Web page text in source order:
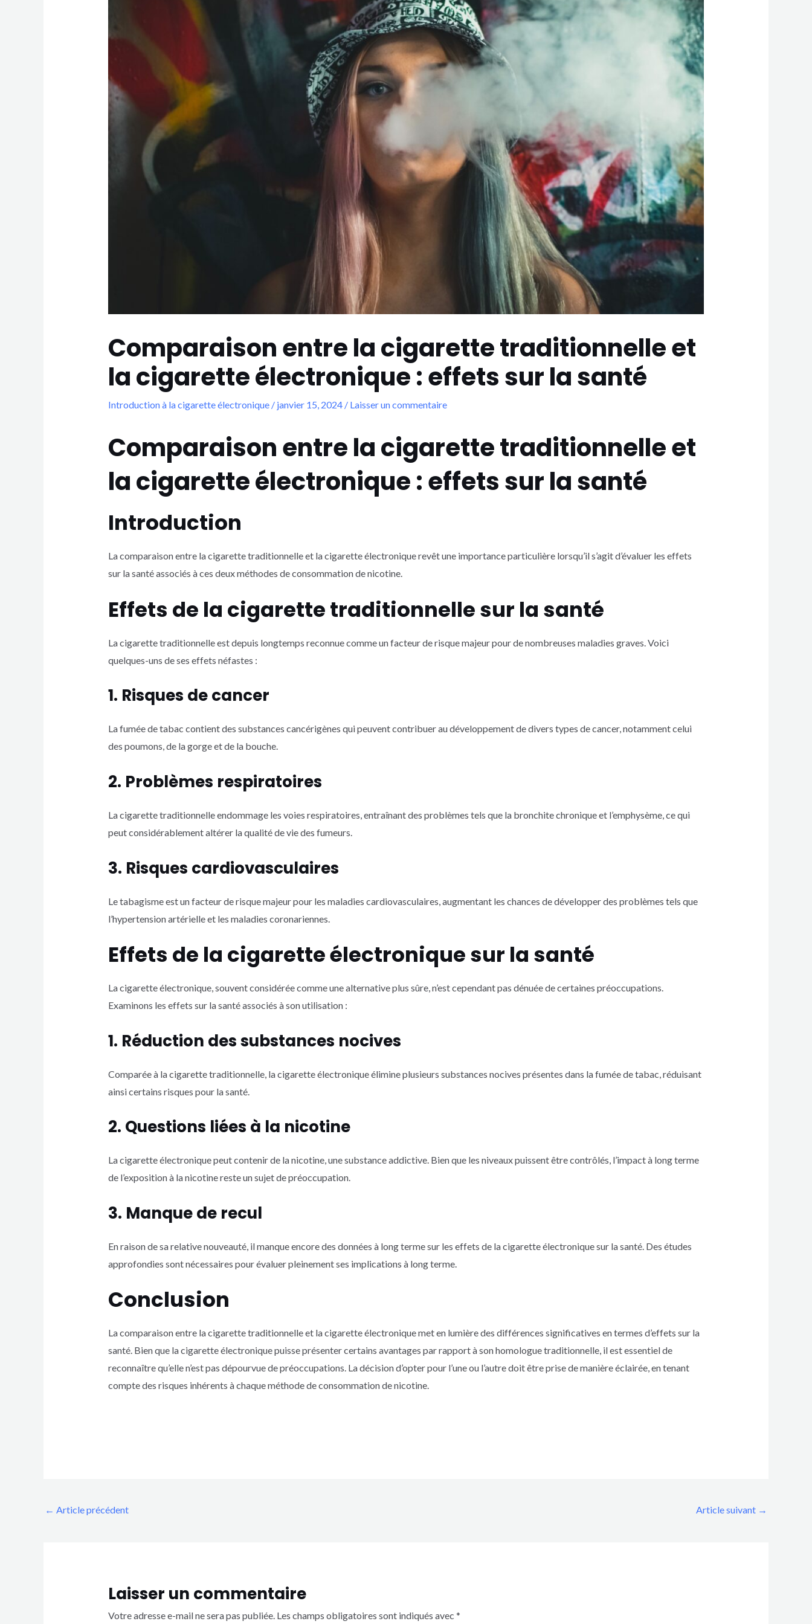
Comparaison entre la cigarette traditionnelle et
la cigarette électronique : effets sur la santé
Introduction à la cigarette électronique/ janvier 15, 2024 / Laisser un commentaire
Comparaison entre la cigarette traditionnelle et
la cigarette électronique : effets sur la santé
Introduction
La comparaison entre la cigarette traditionnelle et la cigarette électronique revêt une importance particulière lorsqu’il s’agit d’évaluer les effets
sur la santé associés à ces deux méthodes de consommation de nicotine.
Effets de la cigarette traditionnelle sur la santé
La cigarette traditionnelle est depuis longtemps reconnue comme un facteur de risque majeur pour de nombreuses maladies graves. Voici
quelques-uns de ses effets néfastes :
1. Risques de cancer
La fumée de tabac contient des substances cancérigènes qui peuvent contribuer au développement de divers types de cancer, notamment celui
des poumons, de la gorge et de la bouche.
2. Problèmes respiratoires
La cigarette traditionnelle endommage les voies respiratoires, entraînant des problèmes tels que la bronchite chronique et l’emphysème, ce qui
peut considérablement altérer la qualité de vie des fumeurs.
3. Risques cardiovasculaires
Le tabagisme est un facteur de risque majeur pour les maladies cardiovasculaires, augmentant les chances de développer des problèmes tels que
l’hypertension artérielle et les maladies coronariennes.
Effets de la cigarette électronique sur la santé
La cigarette électronique, souvent considérée comme une alternative plus sûre, n’est cependant pas dénuée de certaines préoccupations.
Examinons les effets sur la santé associés à son utilisation :
1. Réduction des substances nocives
Comparée à la cigarette traditionnelle, la cigarette électronique élimine plusieurs substances nocives présentes dans la fumée de tabac, réduisant
ainsi certains risques pour la santé.
2. Questions liées à la nicotine
La cigarette électronique peut contenir de la nicotine, une substance addictive. Bien que les niveaux puissent être contrôlés, l’impact à long terme
de l’exposition à la nicotine reste un sujet de préoccupation.
3. Manque de recul
En raison de sa relative nouveauté, il manque encore des données à long terme sur les effets de la cigarette électronique sur la santé. Des études
approfondies sont nécessaires pour évaluer pleinement ses implications à long terme.
Conclusion
La comparaison entre la cigarette traditionnelle et la cigarette électronique met en lumière des différences significatives en termes d’effets sur la
santé. Bien que la cigarette électronique puisse présenter certains avantages par rapport à son homologue traditionnelle, il est essentiel de
reconnaître qu’elle n’est pas dépourvue de préoccupations. La décision d’opter pour l’une ou l’autre doit être prise de manière éclairée, en tenant
compte des risques inhérents à chaque méthode de consommation de nicotine.
← Article précédent Article suivant →
Laisser un commentaire
Votre adresse e-mail ne sera pas publiée. Les champs obligatoires sont indiqués avec *